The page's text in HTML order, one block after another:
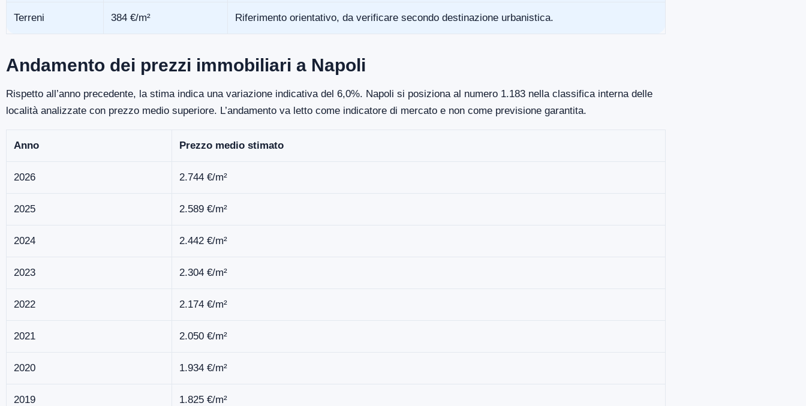
Terreni 384 €/m² Riferimento orientativo, da verificare secondo destinazione urbanistica.
Andamento dei prezzi immobiliari a Napoli
Rispetto all’anno precedente, la stima indica una variazione indicativa del 6,0%. Napoli si posiziona al numero 1.183 nella classifica interna delle
località analizzate con prezzo medio superiore. L’andamento va letto come indicatore di mercato e non come previsione garantita.
Anno Prezzo medio stimato
2026 2.744 €/m²
2025 2.589 €/m²
2024 2.442 €/m²
2023 2.304 €/m²
2022 2.174 €/m²
2021 2.050 €/m²
2020 1.934 €/m²
2019 1.825 €/m²